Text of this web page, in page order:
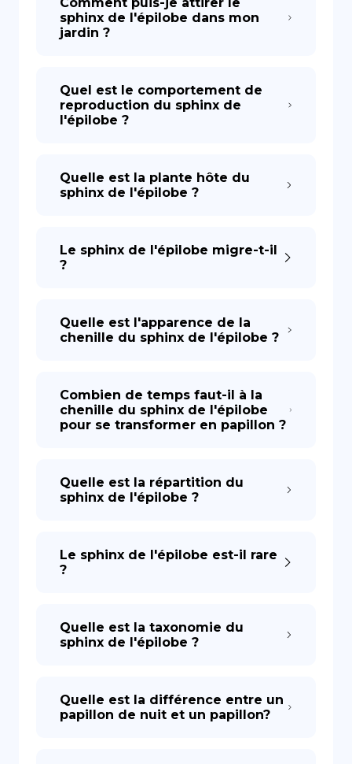
sphinx de l'épilobe dans mon
jardin ?
Quel est le comportement de
reproduction du sphinx de
l'épilobe ?
Quelle est la plante hôte du
sphinx de l'épilobe ?
Le sphinx de l'épilobe migre-t-il
?
Quelle est l'apparence de la
chenille du sphinx de l'épilobe ?
Combien de temps faut-il à la
chenille du sphinx de l'épilobe
pour se transformer en papillon ?
Quelle est la répartition du
sphinx de l'épilobe ?
Le sphinx de l'épilobe est-il rare
?
Quelle est la taxonomie du
sphinx de l'épilobe ?
Quelle est la différence entre un
papillon de nuit et un papillon?